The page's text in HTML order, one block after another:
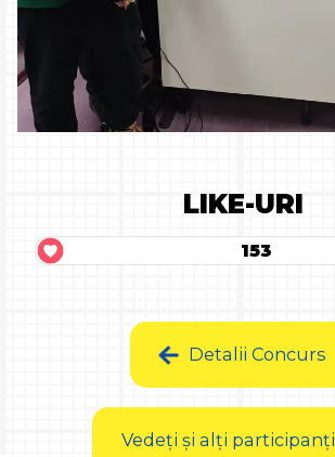
LIKE-URI
153
Detalii Concurs
Vedeți și alți participanți